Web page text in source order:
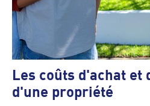
Les coûts d'achat et
d'une propriété